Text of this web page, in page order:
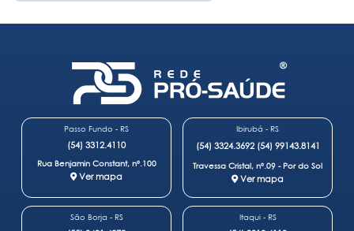
Passo Fundo - RS
(54) 3312.4110
Rua Benjamin Constant, nº.100
Ver mapa
Ibirubá - RS
(54) 3324.3692 (54) 99143.8141
Travessa Cristal, nº.09 - Por do Sol
Ver mapa
São Borja - RS Itaqui - RS